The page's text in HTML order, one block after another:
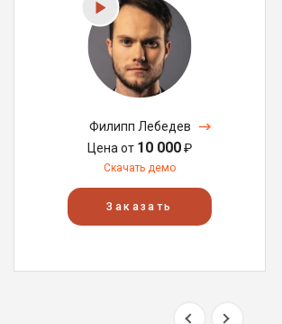
Филипп Лебедев
Цена от 10 000₽
Скачать демо
Заказать